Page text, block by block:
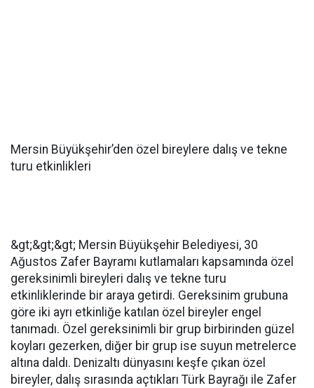
Mersin Büyükşehir’den özel bireylere dalış ve tekne
turu etkinlikleri
&gt;&gt;&gt; Mersin Büyükşehir Belediyesi, 30
Ağustos Zafer Bayramı kutlamaları kapsamında özel
gereksinimli bireyleri dalış ve tekne turu
etkinliklerinde bir araya getirdi. Gereksinim grubuna
göre iki ayrı etkinliğe katılan özel bireyler engel
tanımadı. Özel gereksinimli bir grup birbirinden güzel
koyları gezerken, diğer bir grup ise suyun metrelerce
altına daldı. Denizaltı dünyasını keşfe çıkan özel
bireyler, dalış sırasında açtıkları Türk Bayrağı ile Zafer